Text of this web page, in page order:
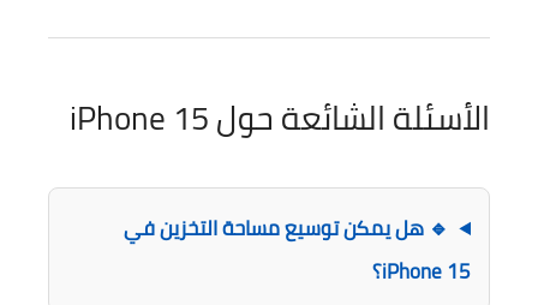
الأسئلة الشائعة حول iPhone 15
🔹 هل يمكن توسيع مساحة التخزين في
iPhone 15؟